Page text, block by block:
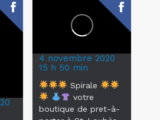
4 novembre 2020
15 h 50 min
Spirale
votre
boutique de pret-à-